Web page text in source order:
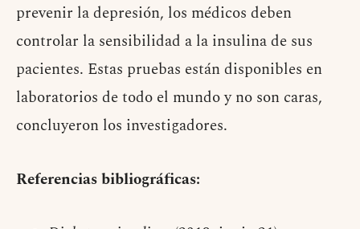
prevenir la depresión, los médicos deben
controlar la sensibilidad a la insulina de sus
pacientes. Estas pruebas están disponibles en
laboratorios de todo el mundo y no son caras,
concluyeron los investigadores.
Referencias bibliográficas: